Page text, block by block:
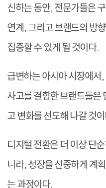
신하는 동안, 전문가들은
연계, 그리고 브랜드의 방
집중할 수 있게 될 것이다.
급변하는 아시아 시장에서
사고를 결합한 브랜드들은
고 변화를 선도해 나갈 것
디지털 전환은 더 이상 단
니라, 성장을 신중하게 계
는 과정이다.